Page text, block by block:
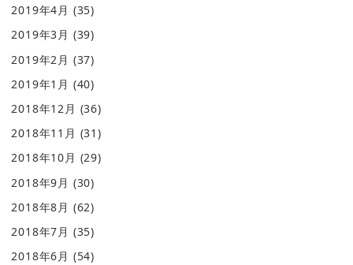
2019年4月 (35)
2019年3月 (39)
2019年2月 (37)
2019年1月 (40)
2018年12月 (36)
2018年11月 (31)
2018年10月 (29)
2018年9月 (30)
2018年8月 (62)
2018年7月 (35)
2018年6月 (54)